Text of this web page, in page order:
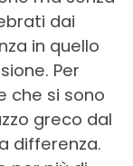
dai
in quello
Per
che si sono
greco dal
differenza.